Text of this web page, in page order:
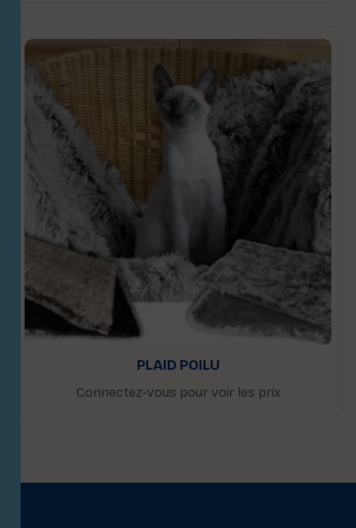
PLAID POILU
Connectez-vous pour voir les prix